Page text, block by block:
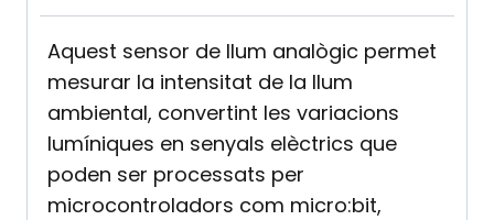
Aquest sensor de llum analògic permet
mesurar la intensitat de la llum
ambiental, convertint les variacions
lumíniques en senyals elèctrics que
poden ser processats per
microcontroladors com micro:bit,